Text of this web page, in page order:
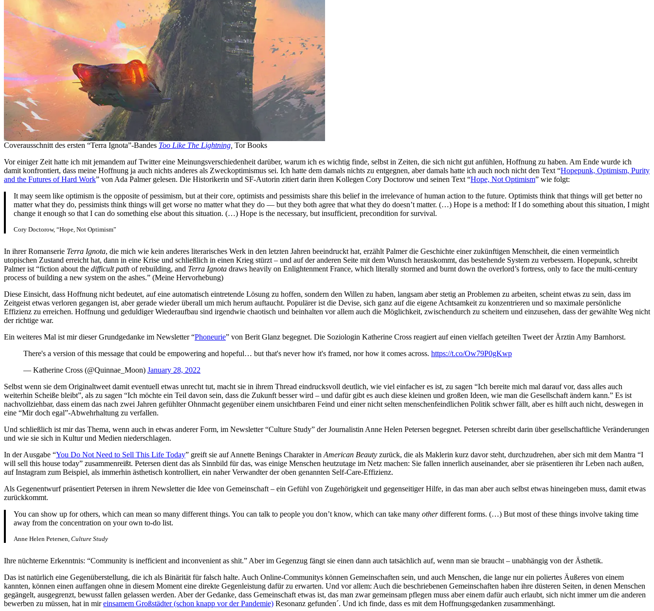
Coverausschnitt des ersten “Terra Ignota”-Bandes Too Like The Lightning Tor Books
Vor einiger Zeit hatte ich mit jemandem auf Twitter eine Meinungsverschiedenheit darüber, warum ich es wichtig finde, selbst in Zeiten, die sich nicht gut anfühlen, Hoffnung zu haben. Am Ende wurde ich
damit konfrontiert, dass meine Hoffnung ja auch nichts anderes als Zweckoptimismus sei. Ich hatte dem damals nichts zu entgegnen, aber damals hatte ich auch noch nicht den Text “Hopepunk, Optimism, Purity
and the Futures of Hard Work” von Ada Palmer gelesen. Die Historikerin und SF-Autorin zitiert darin ihren Kollegen Cory Doctorow und seinen Text “Hope, Not Optimism” wie folgt:
It may seem like optimism is the opposite of pessimism, but at their core, optimists and pessimists share this belief in the irrelevance of human action to the future. Optimists think that things will get better no
matter what they do, pessimists think things will get worse no matter what they do — but they both agree that what they do doesn’t matter. (…) Hope is a method: If I do something about this situation, I might
change it enough so that I can do something else about this situation. (…) Hope is the necessary, but insufficient, precondition for survival.
Cory Doctorow, “Hope, Not Optimism”
In ihrer Romanserie Terra Ignota, die mich wie kein anderes literarisches Werk in den letzten Jahren beeindruckt hat, erzählt Palmer die Geschichte einer zukünftigen Menschheit, die einen vermeintlich
utopischen Zustand erreicht hat, dann in eine Krise und schließlich in einen Krieg stürzt – und auf der anderen Seite mit dem Wunsch herauskommt, das bestehende System zu verbessern. Hopepunk, schreibt
Palmer ist “fiction about the difficult path of rebuilding, and Terra Ignota draws heavily on Enlightenment France, which literally stormed and burnt down the overlord’s fortress, only to face the multi-century
process of building a new system on the ashes.” (Meine Hervorhebung)
Diese Einsicht, dass Hoffnung nicht bedeutet, auf eine automatisch eintretende Lösung zu hoffen, sondern den Willen zu haben, langsam aber stetig an Problemen zu arbeiten, scheint etwas zu sein, dass im
Zeitgeist etwas verloren gegangen ist, aber gerade wieder überall um mich herum auftaucht. Populärer ist die Devise, sich ganz auf die eigene Achtsamkeit zu konzentrieren und so maximale persönliche
Effizienz zu erreichen. Hoffnung und geduldiger Wiederaufbau sind irgendwie chaotisch und beinhalten vor allem auch die Möglichkeit, zwischendurch zu scheitern und einzusehen, dass der gewählte Weg nicht
der richtige war.
Ein weiteres Mal ist mir dieser Grundgedanke im Newsletter “Phoneurie” von Berit Glanz begegnet. Die Soziologin Katherine Cross reagiert auf einen vielfach geteilten Tweet der Ärztin Amy Barnhorst.
There's a version of this message that could be empowering and hopeful… but that's never how it's framed, nor how it comes across. https://t.co/Ow79P0gKwp
— Katherine Cross (@Quinnae_Moon) January 28, 2022
Selbst wenn sie dem Originaltweet damit eventuell etwas unrecht tut, macht sie in ihrem Thread eindrucksvoll deutlich, wie viel einfacher es ist, zu sagen “Ich bereite mich mal darauf vor, dass alles auch
weiterhin Scheiße bleibt”, als zu sagen “Ich möchte ein Teil davon sein, dass die Zukunft besser wird – und dafür gibt es auch diese kleinen und großen Ideen, wie man die Gesellschaft ändern kann.” Es ist
nachvollziehbar, dass einem das nach zwei Jahren gefühlter Ohnmacht gegenüber einem unsichtbaren Feind und einer nicht selten menschenfeindlichen Politik schwer fällt, aber es hilft auch nicht, deswegen in
eine “Mir doch egal”-Abwehrhaltung zu verfallen.
Und schließlich ist mir das Thema, wenn auch in etwas anderer Form, im Newsletter “Culture Study” der Journalistin Anne Helen Petersen begegnet. Petersen schreibt darin über gesellschaftliche Veränderungen
und wie sie sich in Kultur und Medien niederschlagen.
In der Ausgabe “You Do Not Need to Sell This Life Today” greift sie auf Annette Benings Charakter in American Beauty zurück, die als Maklerin kurz davor steht, durchzudrehen, aber sich mit dem Mantra “I
will sell this house today” zusammenreißt. Petersen dient das als Sinnbild für das, was einige Menschen heutzutage im Netz machen: Sie fallen innerlich auseinander, aber sie präsentieren ihr Leben nach außen,
auf Instagram zum Beispiel, als immerhin ästhetisch kontrolliert, ein naher Verwandter der oben genannten Self-Care-Effizienz.
Als Gegenentwurf präsentiert Petersen in ihrem Newsletter die Idee von Gemeinschaft – ein Gefühl von Zugehörigkeit und gegenseitiger Hilfe, in das man aber auch selbst etwas hineingeben muss, damit etwas
zurückkommt.
You can show up for others, which can mean so many different things. You can talk to people you don’t know, which can take many otherdifferent forms. (…) But most of these things involve taking time
away from the concentration on your own to-do list.
Anne Helen Petersen, Culture Study
Ihre nüchterne Erkenntnis: “Community is inefficient and inconvenient as shit.” Aber im Gegenzug fängt sie einen dann auch tatsächlich auf, wenn man sie braucht – unabhängig von der Ästhetik.
Das ist natürlich eine Gegenüberstellung, die ich als Binärität für falsch halte. Auch Online-Communitys können Gemeinschaften sein, und auch Menschen, die lange nur ein poliertes Äußeres von einem
kannten, können einen auffangen ohne in diesem Moment eine direkte Gegenleistung dafür zu erwarten. Und vor allem: Auch die beschriebenen Gemeinschaften haben ihre düsteren Seiten, in denen Menschen
gegängelt, ausgegrenzt, bewusst fallen gelassen werden. Aber der Gedanke, dass Gemeinschaft etwas ist, das man zwar gemeinsam pflegen muss aber einem dafür auch erlaubt, sich nicht immer um die anderen
bewerben zu müssen, hat in mireinsamem Großstädter (schon knapp vor der Pandemie) Resonanz gefunden´. Und ich finde, dass es mit dem Hoffnungsgedanken zusammenhängt.